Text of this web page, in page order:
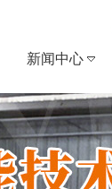
新闻中心